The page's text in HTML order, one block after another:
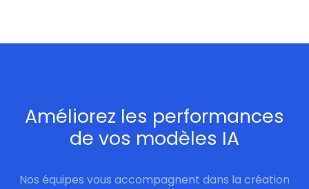
Améliorez les performances
de vos modèles IA
Nos équipes vous accompagnent dans la création